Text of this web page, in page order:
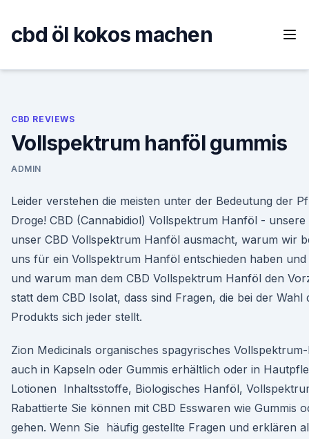
content
cbd öl kokos machen
CBD REVIEWS
Vollspektrum hanföl gummis
ADMIN
Leider verstehen die meisten unter der Bedeutung der
Droge! CBD (Cannabidiol) Vollspektrum Hanföl - unsere
unser CBD Vollspektrum Hanföl ausmacht, warum wir
uns für ein Vollspektrum Hanföl entschieden haben
und warum man dem CBD Vollspektrum Hanföl den
statt dem CBD Isolat, dass sind Fragen, die bei der Wahl
Produkts sich jeder stellt.
Zion Medicinals organisches spagyrisches
auch in Kapseln oder Gummis erhältlich oder in
Lotionen Inhaltsstoffe, Biologisches Hanföl,
Rabattierte Sie können mit CBD Esswaren wie Gummis
gehen. Wenn Sie häufig gestellte Fragen und erklären